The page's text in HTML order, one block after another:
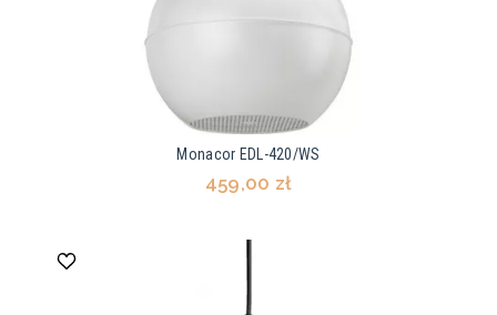
Monacor EDL-420/WS
459,00 zł